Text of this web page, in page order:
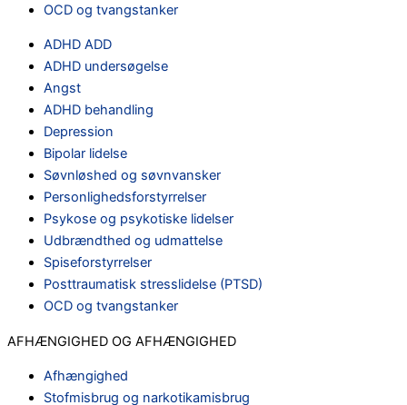
OCD og tvangstanker
ADHD ADD
ADHD undersøgelse
Angst
ADHD behandling
Depression
Bipolar lidelse
Søvnløshed og søvnvansker
Personlighedsforstyrrelser
Psykose og psykotiske lidelser
Udbrændthed og udmattelse
Spiseforstyrrelser
Posttraumatisk stresslidelse (PTSD)
OCD og tvangstanker
AFHÆNGIGHED OG AFHÆNGIGHED
Afhængighed
Stofmisbrug og narkotikamisbrug